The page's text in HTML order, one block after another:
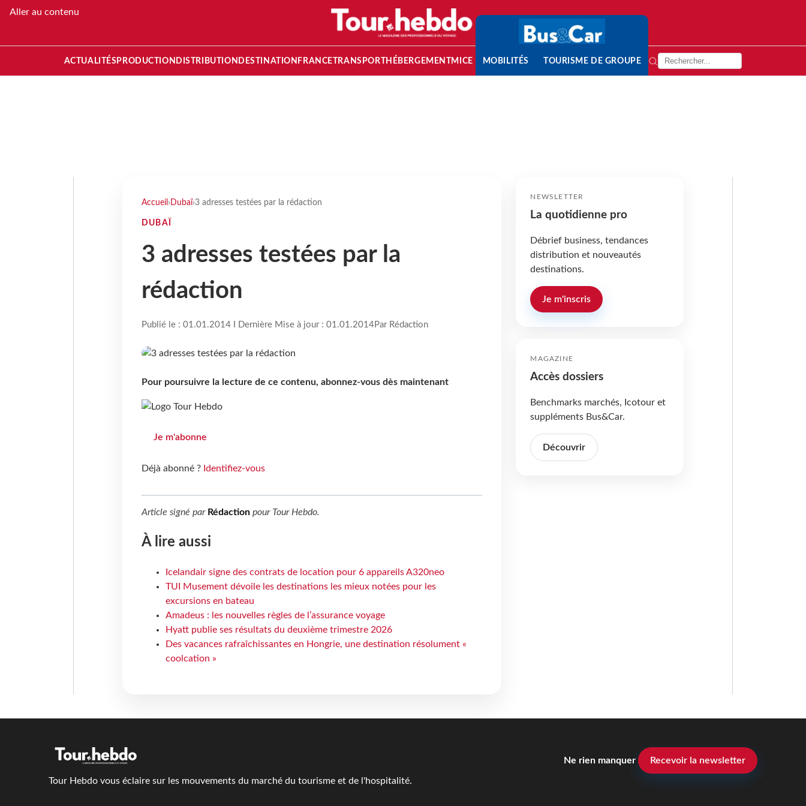
Aller au contenu
ACTUALITÉS PRODUCTION DISTRIBUTION DESTINATION FRANCETRANSPORT HÉBERGEMENTMICE MOBILITÉS TOURISME DE GROUPE
Accueil › Dubaï›3 adresses testées par la rédaction
DUBAÏ
3 adresses testées par la
rédaction
Publié le : 01.01.2014 I Dernière Mise à jour : 01.01.2014Par Rédaction
Pour poursuivre la lecture de ce contenu, abonnez-vous dès maintenant
Je m'abonne
Déjà abonné ? Identifiez-vous
Article signé par Rédactionpour Tour Hebdo.
À lire aussi
Icelandair signe des contrats de location pour 6 appareils A320neo
TUI Musement dévoile les destinations les mieux notées pour les
excursions en bateau
Amadeus : les nouvelles règles de l’assurance voyage
Hyatt publie ses résultats du deuxième trimestre 2026
Des vacances rafraîchissantes en Hongrie, une destination résolument «
coolcation »
NEWSLETTER
La quotidienne pro
Débrief business, tendances
distribution et nouveautés
destinations.
Je m'inscris
MAGAZINE
Accès dossiers
Benchmarks marchés, Icotour et
suppléments Bus&Car.
Découvrir
Tour Hebdo vous éclaire sur les mouvements du marché du tourisme et de l'hospitalité.
Ne rien manquer Recevoir la newsletter